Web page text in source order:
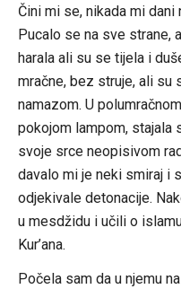
Čini mi se, nikada mi
Pucalo se na sve strane,
harala ali su se tijela i
mračne, bez struje, ali su
namazom. U
pokojom lampom, stajala
svoje srce neopisivom
davalo mi je neki smiraj i
odjekivale detonacije.
u mesdžidu i učili o
Kur’ana.
Počela sam da u njemu